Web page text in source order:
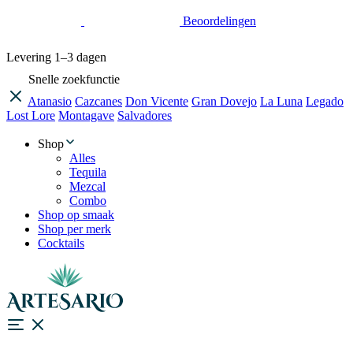
Beoordelingen
Levering 1–3 dagen
Snelle zoekfunctie
Atanasio Cazcanes Don Vicente Gran Dovejo La Luna Legado
Lost Lore Montagave Salvadores
Shop
Alles
Tequila
Mezcal
Combo
Shop op smaak
Shop per merk
Cocktails